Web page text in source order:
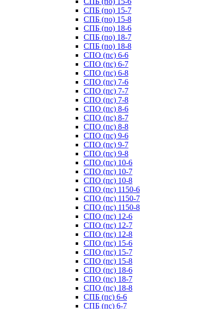
СПБ (по) 15-7
СПБ (по) 15-8
СПБ (по) 18-6
СПБ (по) 18-7
СПБ (по) 18-8
СПО (пс) 6-6
СПО (пс) 6-7
СПО (пс) 6-8
СПО (пс) 7-6
СПО (пс) 7-7
СПО (пс) 7-8
СПО (пс) 8-6
СПО (пс) 8-7
СПО (пс) 8-8
СПО (пс) 9-6
СПО (пс) 9-7
СПО (пс) 9-8
СПО (пс) 10-6
СПО (пс) 10-7
СПО (пс) 10-8
СПО (пс) 1150-6
СПО (пс) 1150-7
СПО (пс) 1150-8
СПО (пс) 12-6
СПО (пс) 12-7
СПО (пс) 12-8
СПО (пс) 15-6
СПО (пс) 15-7
СПО (пс) 15-8
СПО (пс) 18-6
СПО (пс) 18-7
СПО (пс) 18-8
СПБ (пс) 6-6
СПБ (пс) 6-7